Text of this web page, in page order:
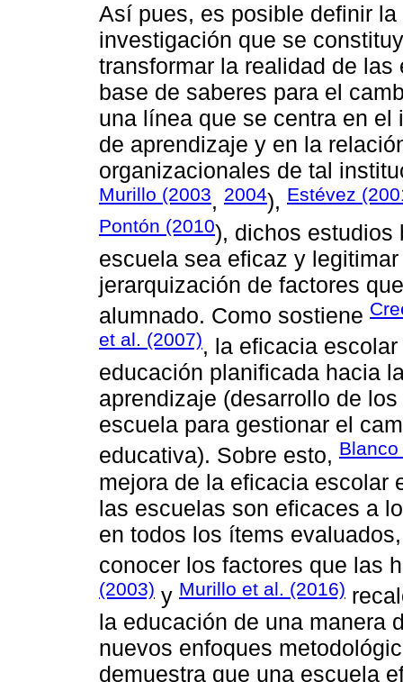
Así pues, es posible definir
investigación que se
transformar la realidad de
base de saberes para el
una línea que se centra en
de aprendizaje y en la
organizacionales de tal
Murillo (2003, 2004), Estévez
Pontón (2010), dichos estudios
escuela sea eficaz y
jerarquización de factores
alumnado. Como sostiene
et al. (2007), la eficacia
educación planificada hacia
aprendizaje (desarrollo de
escuela para gestionar el
educativa). Sobre esto,
mejora de la eficacia escolar
las escuelas son eficaces a
en todos los ítems
conocer los factores que las
(2003) y Murillo et al. (2016)
la educación de una manera
nuevos enfoques
demuestra que una escuela